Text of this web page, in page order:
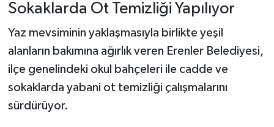
Sokaklarda Ot Temizliği Yapılıyor
Yaz mevsiminin yaklaşmasıyla birlikte yeşil
alanların bakımına ağırlık veren Erenler Belediyesi,
ilçe genelindeki okul bahçeleri ile cadde ve
sokaklarda yabani ot temizliği çalışmalarını
sürdürüyor.